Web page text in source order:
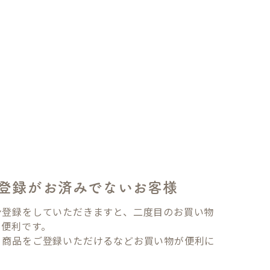
録がお済みでないお客様
録をしていただきますと、二度目のお買い物
利です。
品をご登録いただけるなどお買い物が便利に